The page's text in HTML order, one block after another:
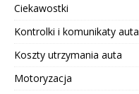
Ciekawostki
Kontrolki i komunikaty auta
Koszty utrzymania auta
Motoryzacja